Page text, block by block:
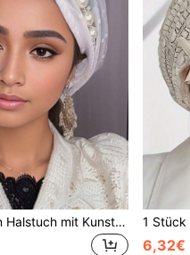
1 Stück Damen Halstuch mit Kunstperlen, weiches und atmungsaktives Haarnetz geeignet für alle Anlässe, elegante Damen Schlafhaube Schlafmütze
6,32€